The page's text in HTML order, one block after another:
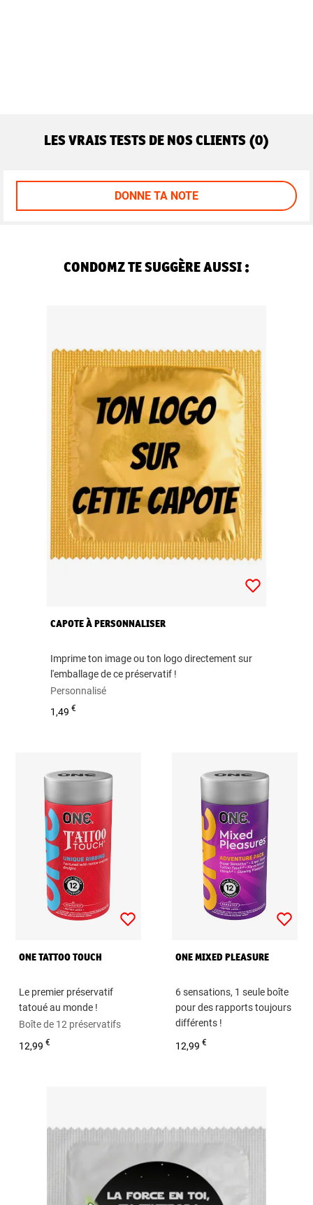
LES VRAIS TESTS DE NOS CLIENTS (0)
DONNE TA NOTE
CONDOMZ TE SUGGÈRE AUSSI :
CAPOTE À PERSONNALISER
Imprime ton image ou ton logo directement sur
l'emballage de ce préservatif !
Personnalisé
1,49€
ONE TATTOO TOUCH
Le premier préservatif
tatoué au monde !
Boîte de 12 préservatifs
12,99€
ONE MIXED PLEASURE
6 sensations, 1 seule boîte
pour des rapports toujours
différents !
Boîte de 12 préservatifs
12,99€